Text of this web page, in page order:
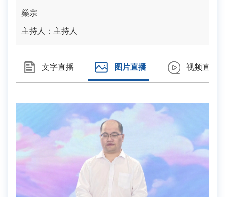
燊宗
主持人： 主持人
文字直播 图片直播 视频直播